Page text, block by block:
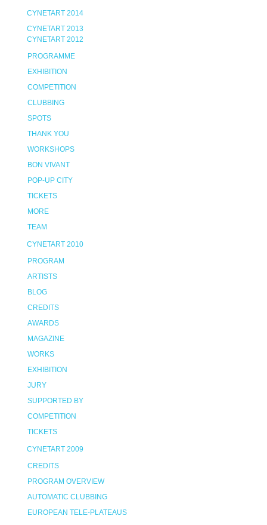
CYNETART 2014
CYNETART 2013
CYNETART 2012
PROGRAMME
EXHIBITION
COMPETITION
CLUBBING
SPOTS
THANK YOU
WORKSHOPS
BON VIVANT
POP-UP CITY
TICKETS
MORE
TEAM
CYNETART 2010
PROGRAM
ARTISTS
BLOG
CREDITS
AWARDS
MAGAZINE
WORKS
EXHIBITION
JURY
SUPPORTED BY
COMPETITION
TICKETS
CYNETART 2009
CREDITS
PROGRAM OVERVIEW
AUTOMATIC CLUBBING
EUROPEAN TELE-PLATEAUS